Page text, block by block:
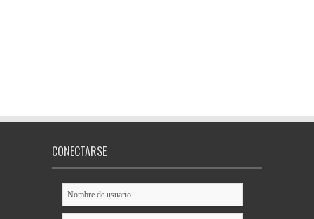
CONECTARSE